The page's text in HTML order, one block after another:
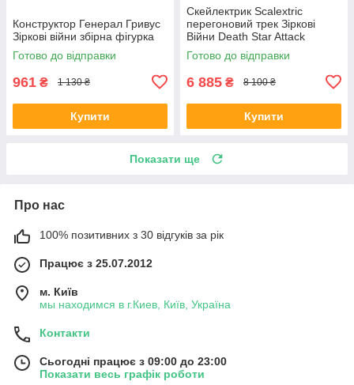
Конструктор Генерал Гривус
Зіркові війни збірна фігурка
Готово до відправки
961 ₴ 1 130 ₴
Купити
Скейлектрик Scalextric
перегоновий трек Зіркові
Війни Death Star Attack
Готово до відправки
6 885 ₴ 8 100 ₴
Купити
Показати ще
Про нас
100% позитивних з 30 відгуків за рік
Працює з 25.07.2012
м. Київ
мы находимся в г.Киев, Київ, Україна
Контакти
Сьогодні працює з 09:00 до 23:00
Показати весь графік роботи